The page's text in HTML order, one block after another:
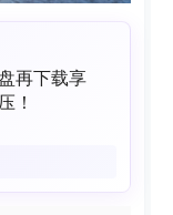
再下载享
！